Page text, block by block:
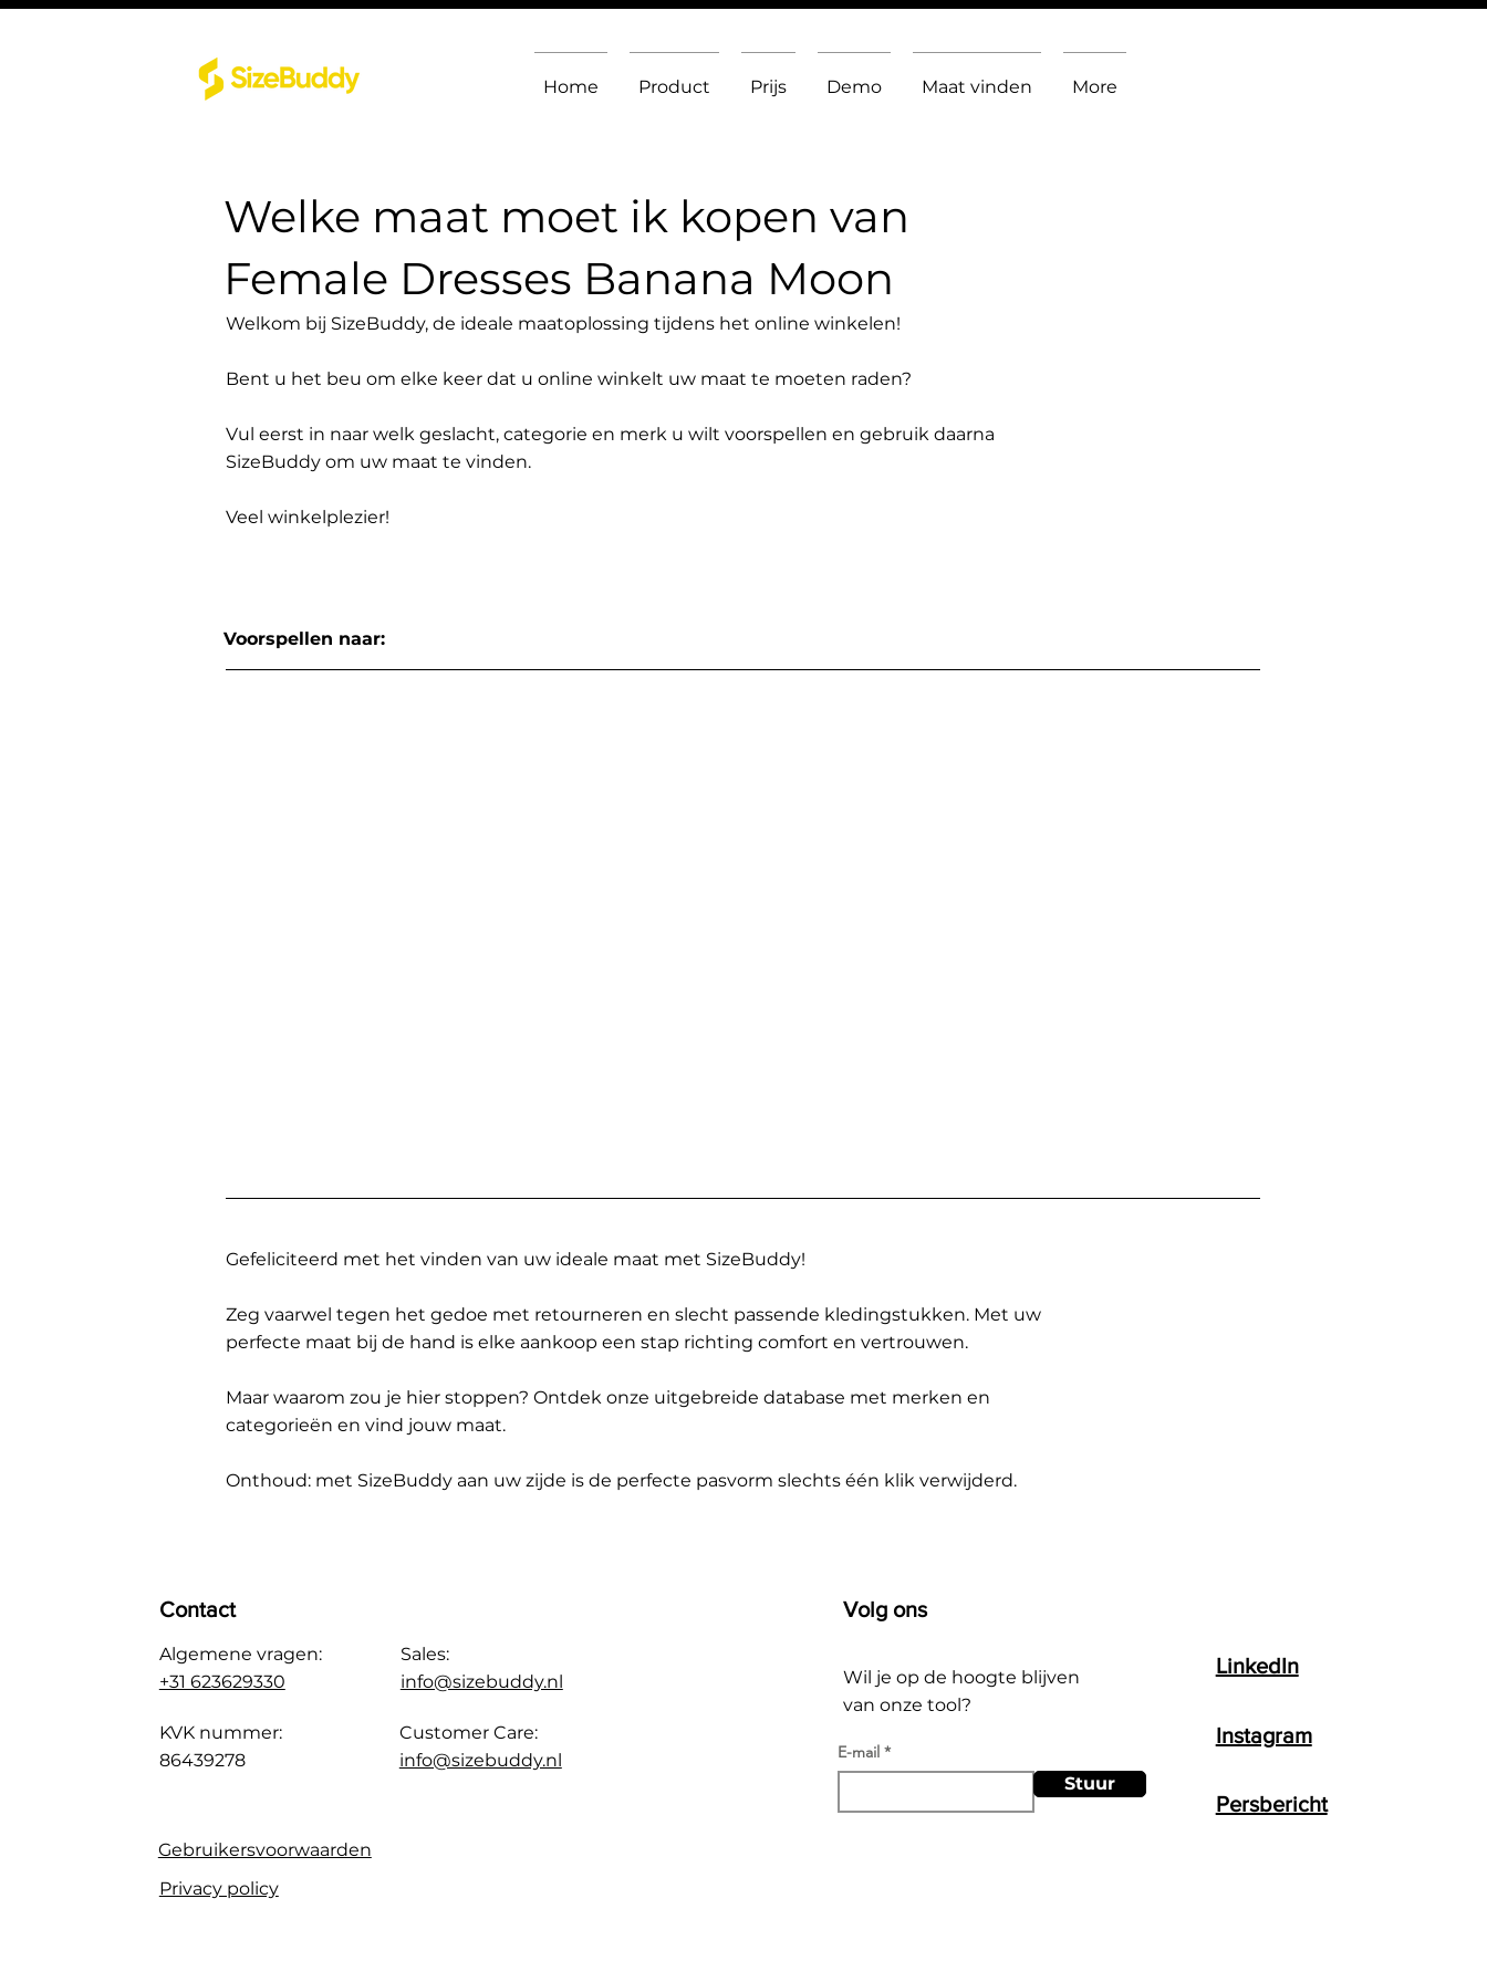
Home Product Prijs Demo Maat vinden More
Welke maat moet ik kopen van
Female Dresses Banana Moon
Welkom bij SizeBuddy, de ideale maatoplossing tijdens het online winkelen!
Bent u het beu om elke keer dat u online winkelt uw maat te moeten raden?
Vul eerst in naar welk geslacht, categorie en merk u wilt voorspellen en gebruik daarna
SizeBuddy om uw maat te vinden.
Veel winkelplezier!
Voorspellen naar:
Gefeliciteerd met het vinden van uw ideale maat met SizeBuddy!
Zeg vaarwel tegen het gedoe met retourneren en slecht passende kledingstukken. Met uw
perfecte maat bij de hand is elke aankoop een stap richting comfort en vertrouwen.
Maar waarom zou je hier stoppen? Ontdek onze uitgebreide database met merken en
categorieën en vind jouw maat.
Onthoud: met SizeBuddy aan uw zijde is de perfecte pasvorm slechts één klik verwijderd.
Contact
Algemene vragen:
+31 623629330
KVK nummer:
86439278
Sales:
info@sizebuddy.nl
Customer Care:
info@sizebuddy.nl
Gebruikersvoorwaarden
Privacy policy
Volg ons
Wil je op de hoogte blijven
van onze tool?
E-mail
Stuur
LinkedIn
Instagram
Persbericht